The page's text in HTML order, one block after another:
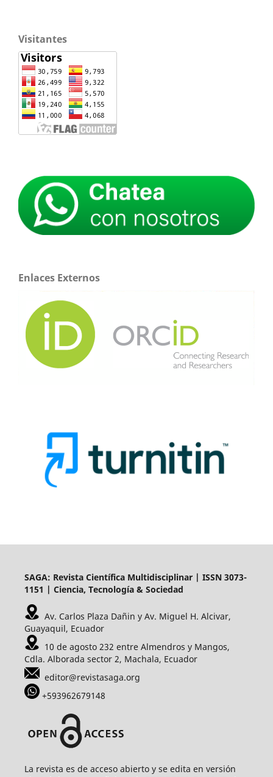
Visitantes
Enlaces Externos
SAGA: Revista Científica Multidisciplinar | ISSN 3073-
1151 | Ciencia, Tecnología & Sociedad
Av. Carlos Plaza Dañin y Av. Miguel H. Alcivar,
Guayaquil, Ecuador
10 de agosto 232 entre Almendros y Mangos,
Cdla. Alborada sector 2, Machala, Ecuador
editor@revistasaga.org
+593962679148
La revista es de acceso abierto y se edita en versión